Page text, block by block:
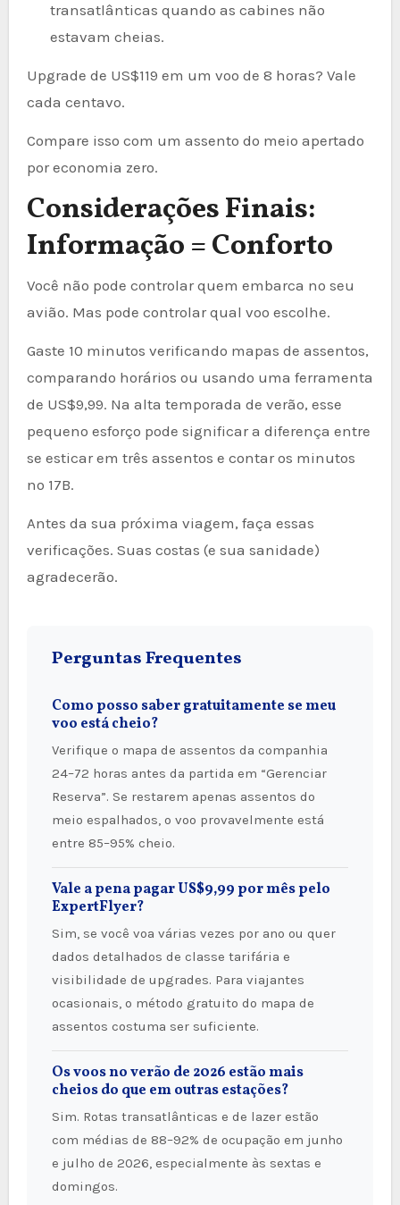
transatlânticas quando as cabines não
estavam cheias.
Upgrade de US$119 em um voo de 8 horas? Vale
cada centavo.
Compare isso com um assento do meio apertado
por economia zero.
Considerações Finais:
Informação = Conforto
Você não pode controlar quem embarca no seu
avião. Mas pode controlar qual voo escolhe.
Gaste 10 minutos verificando mapas de assentos,
comparando horários ou usando uma ferramenta
de US$9,99. Na alta temporada de verão, esse
pequeno esforço pode significar a diferença entre
se esticar em três assentos e contar os minutos
no 17B.
Antes da sua próxima viagem, faça essas
verificações. Suas costas (e sua sanidade)
agradecerão.
Perguntas Frequentes
Como posso saber gratuitamente se meu
voo está cheio?
Verifique o mapa de assentos da companhia
24–72 horas antes da partida em “Gerenciar
Reserva”. Se restarem apenas assentos do
meio espalhados, o voo provavelmente está
entre 85–95% cheio.
Vale a pena pagar US$9,99 por mês pelo
ExpertFlyer?
Sim, se você voa várias vezes por ano ou quer
dados detalhados de classe tarifária e
visibilidade de upgrades. Para viajantes
ocasionais, o método gratuito do mapa de
assentos costuma ser suficiente.
Os voos no verão de 2026 estão mais
cheios do que em outras estações?
Sim. Rotas transatlânticas e de lazer estão
com médias de 88–92% de ocupação em junho
e julho de 2026, especialmente às sextas e
domingos.